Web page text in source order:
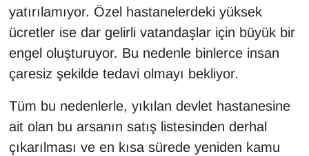
yatırılamıyor. Özel hastanelerdeki yüksek
ücretler ise dar gelirli vatandaşlar için büyük bir
engel oluşturuyor. Bu nedenle binlerce insan
çaresiz şekilde tedavi olmayı bekliyor.
Tüm bu nedenlerle, yıkılan devlet hastanesine
ait olan bu arsanın satış listesinden derhal
çıkarılması ve en kısa sürede yeniden kamu